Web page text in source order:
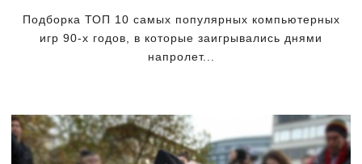
Подборка ТОП 10 самых популярных компьютерных
игр 90-х годов, в которые заигрывались днями
напролет...